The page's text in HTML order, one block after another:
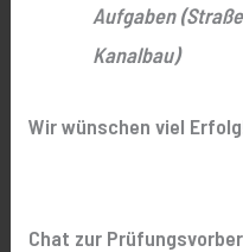
Aufgaben
Kanalbau)
Wir wünschen viel
Chat zur